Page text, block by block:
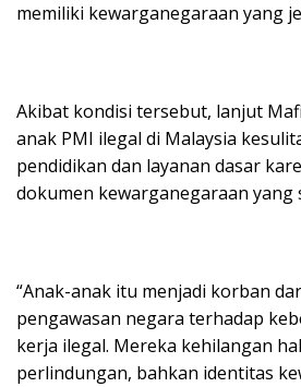
memiliki kewarganegaraan yang
Akibat kondisi tersebut, lanjut
anak PMI ilegal di Malaysia
pendidikan dan layanan dasar
dokumen kewarganegaraan yang
“Anak-anak itu menjadi korban
pengawasan negara terhadap
kerja ilegal. Mereka kehilangan
perlindungan, bahkan identitas